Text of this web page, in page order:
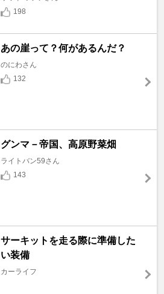
198
あの崖って？何があるんだ？
のにわさん
132
グンマ－帝国、高原野菜畑
ライトバン59さん
143
サーキットを走る際に準備した
い装備
カーライフ